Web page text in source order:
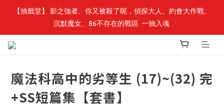
最新開賣🔥「全知讀者視角」 周邊商品
【抽籤堂】 影之強者、你又被殺了呢，偵探大人、約會大作戰、
沉默魔女、86不存在的戰區  一抽入魂
魔法科高中的劣等生 (17)~(32) 完
+SS短篇集【套書】